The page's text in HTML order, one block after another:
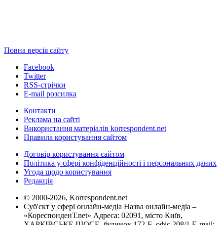
Повна версія сайту
Facebook
Twitter
RSS-стрічки
E-mail розсилка
Контакти
Реклама на сайті
Використання матеріалів korrespondent.net
Правила користування сайтом
Договір користування сайтом
Політика у сфері конфіденційності і персональних даних
Угода щодо користування
Редакція
© 2000-2026, Korrespondent.net
Суб'єкт у сфері онлайн-медіа Назва онлайн-медіа –
«КореспонденТ.net» Адреса: 02091, місто Київ,